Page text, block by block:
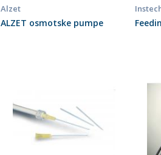
Alzet
ALZET osmotske pumpe